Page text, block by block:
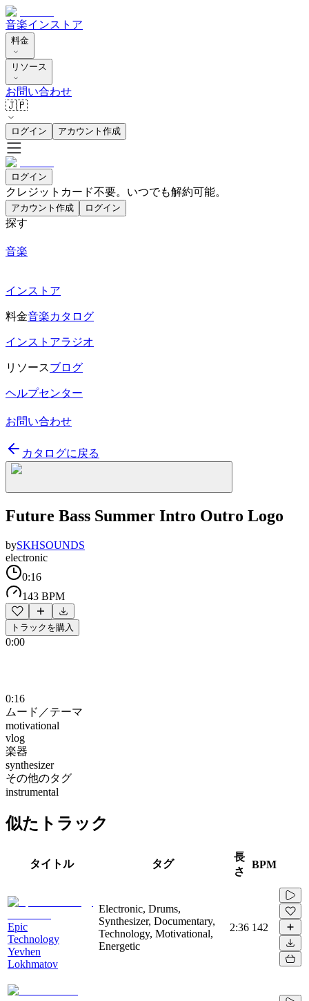
音楽インストア
料金
リソース
お問い合わせ
🇯🇵
ログイン アカウント作成
ログイン
クレジットカード不要。いつでも解約可能。
アカウント作成 ログイン
探す
音楽
インストア
料金音楽カタログ
インストアラジオ
リソースブログ
ヘルプセンター
お問い合わせ
カタログに戻る
Future Bass Summer Intro Outro Logo
bySKHSOUNDS
electronic
0:16
143 BPM
トラックを購入
0:00
0:16
ムード／テーマ
motivational
vlog
楽器
synthesizer
その他のタグ
instrumental
似たトラック
タイトル タグ
長
さ
BPM
Epic
Technology
Yevhen
Lokhmatov
Electronic, Drums,
Synthesizer, Documentary,
Technology, Motivational,
Energetic
2:36 142